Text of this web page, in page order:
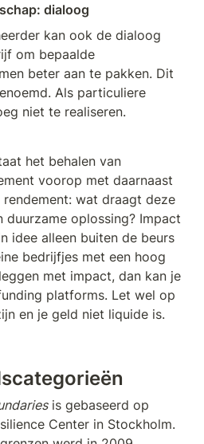
dialoog
kan ook de dialoog
om bepaalde
beter aan te pakken. Dit
Als particuliere
niet te realiseren.
het behalen van
voorop met daarnaast
wat draagt deze
duurzame oplossing? Impact
idee alleen buiten de beurs
bedrijfjes met een hoog
met impact, dan kan je
platforms. Let wel op
en je geld niet liquide is.
is gebaseerd op
Center in Stockholm.